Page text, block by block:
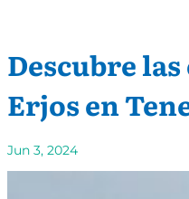
Descubre
Erjos en
Jun 3, 2024